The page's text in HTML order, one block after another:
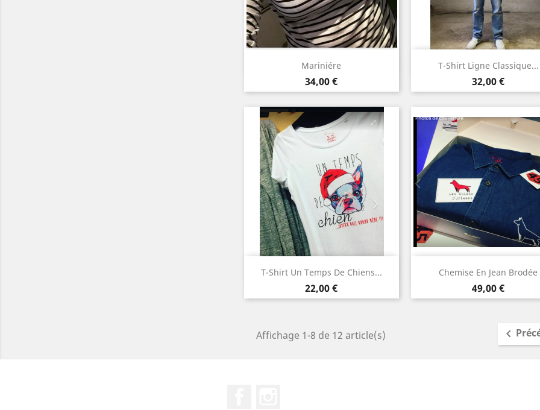
Mariniére
Prix
34,00 €
Aperçu rapide T-Shirt Ligne Classique...
Prix
32,00 €
Aperçu rapide
T-Shirt Un Temps De Chiens...
Prix
22,00 €
Aperçu rapide Chemise En Jean Brodée
Prix
49,00 €
Aperçu rapide
Affichage 1-8 de 12 article(s) 